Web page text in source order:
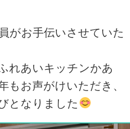
がお手伝いさせていた
れあいキッチンかあ
もお声がけいただき、
となりました